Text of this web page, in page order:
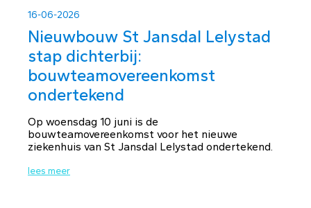
16-06-2026
Nieuwbouw St Jansdal Lelystad
stap dichterbij:
bouwteamovereenkomst
ondertekend
Op woensdag 10 juni is de
bouwteamovereenkomst voor het nieuwe
ziekenhuis van St Jansdal Lelystad ondertekend.
lees meer